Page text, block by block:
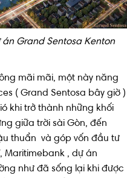
Grand Sentosa Kenton
mãi mãi, một này năng
( Grand Sentosa bây giờ )
khi trở thành những khối
giữa trời sài Gòn, đến
thuẩn và góp vốn đầu tư
Maritimebank , dự án
như đã sống lại khi được